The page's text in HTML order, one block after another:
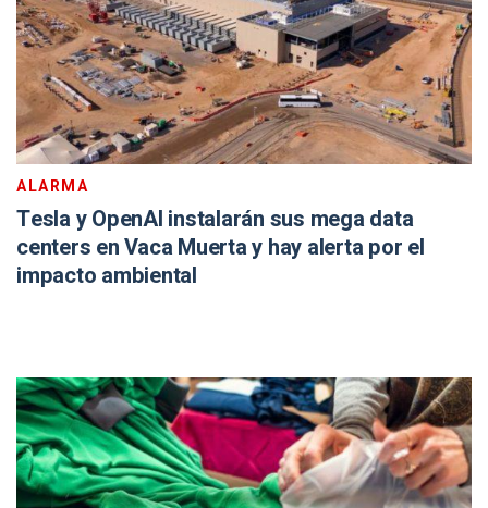
ALARMA
Tesla y OpenAI instalarán sus mega data
centers en Vaca Muerta y hay alerta por el
impacto ambiental